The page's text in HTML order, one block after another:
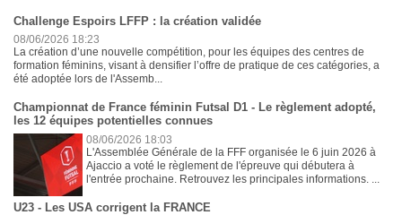
Challenge Espoirs LFFP : la création validée
08/06/2026 18:23
La création d’une nouvelle compétition, pour les équipes des centres de
formation féminins, visant à densifier l’offre de pratique de ces catégories, a
été adoptée lors de l'Assemb...
Championnat de France féminin Futsal D1 - Le règlement adopté,
les 12 équipes potentielles connues
08/06/2026 18:03
L'Assemblée Générale de la FFF organisée le 6 juin 2026 à
Ajaccio a voté le règlement de l'épreuve qui débutera à
l'entrée prochaine. Retrouvez les principales informations. ...
U23 - Les USA corrigent la FRANCE